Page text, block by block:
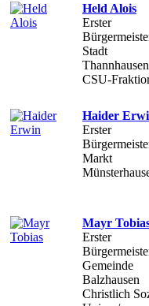
Held Alois
Erster
Stadt
Thannhausen
CSU-
Haider
Erster
Markt
Mayr
Erster
Gemeinde
Balzhausen
Christlich